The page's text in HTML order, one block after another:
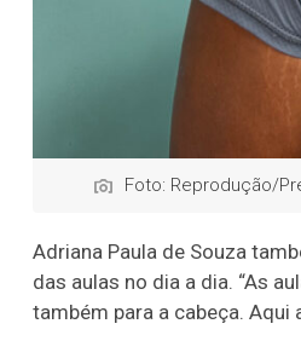
Foto: Reprodução/
Adriana Paula de Souza
das aulas no dia a dia. “As
também para a cabeça. Aqui